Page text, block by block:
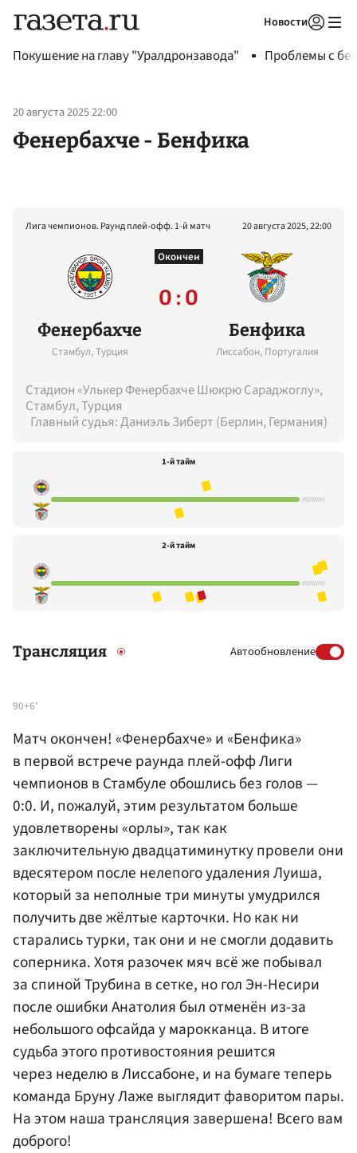
Новости
Покушение на главу "Уралдронзавода" Проблемы с
20 августа 2025 22:00
Фенербахче - Бенфика
Лига чемпионов. Раунд плей-офф. 1-й матч 20 августа 2025, 22:00
Фенербахче
Стамбул, Турция
Окончен
0 : 0
Бенфика
Лиссабон, Португалия
Стадион «Улькер Фенербахче Шюкрю Сараджоглу»,
Стамбул, Турция
Главный судья: Даниэль Зиберт (Берлин, Германия)
1-й тайм
2-й тайм
Трансляция Автообновление
90+6'
Матч окончен! «Фенербахче» и «Бенфика»
в первой встрече раунда плей-офф Лиги
чемпионов в Стамбуле обошлись без голов —
0:0. И, пожалуй, этим результатом больше
удовлетворены «орлы», так как
заключительную двадцатиминутку провели они
вдесятером после нелепого удаления Луиша,
который за неполные три минуты умудрился
получить две жёлтые карточки. Но как ни
старались турки, так они и не смогли додавить
соперника. Хотя разочек мяч всё же побывал
за спиной Трубина в сетке, но гол Эн-Несири
после ошибки Анатолия был отменён из-за
небольшого офсайда у марокканца. В итоге
судьба этого противостояния решится
через неделю в Лиссабоне, и на бумаге теперь
команда Бруну Лаже выглядит фаворитом пары.
На этом наша трансляция завершена! Всего вам
доброго!